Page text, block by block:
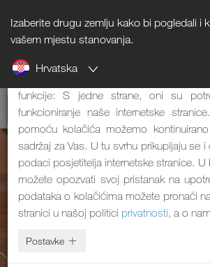
Izaberite drugu zemlju kako bi pogledali i
vašem mjestu stanovanja.
Hrvatska
Napomena o kolačićima
Naša internetska stranica koristi
funkcije: S jedne strane, oni su
funkcioniranje naše internetske
pomoću kolačića možemo
sadržaj za Vas. U tu svrhu prikupljaju se i
podaci posjetitelja internetske stranice. U
možete opozvati svoj pristanak na
podataka o kolačićima možete pronaći
stranici u našoj politici privatnosti, a o
Postavke